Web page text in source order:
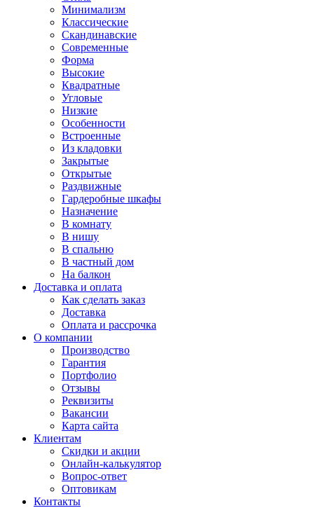
Минимализм
Классические
Скандинавские
Современные
Форма
Высокие
Квадратные
Угловые
Низкие
Особенности
Встроенные
Из кладовки
Закрытые
Открытые
Раздвижные
Гардеробные шкафы
Назначение
В комнату
В нишу
В спальню
В частный дом
На балкон
Доставка и оплата
Как сделать заказ
Доставка
Оплата и рассрочка
О компании
Производство
Гарантия
Портфолио
Отзывы
Реквизиты
Вакансии
Карта сайта
Клиентам
Скидки и акции
Онлайн-калькулятор
Вопрос-ответ
Оптовикам
Контакты